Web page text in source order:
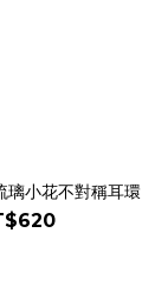
璃小花不對稱耳環